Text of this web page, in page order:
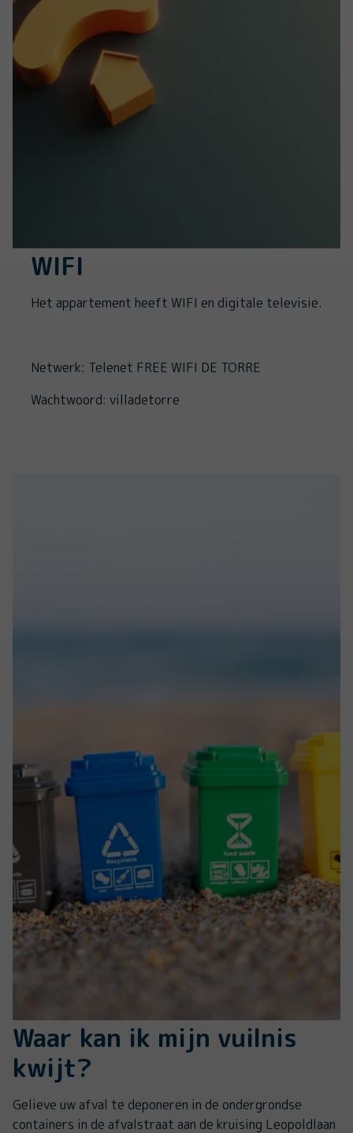
WIFI
Het appartement heeft WIFI en digitale televisie.
Netwerk: Telenet FREE WIFI DE TORRE
Wachtwoord: villadetorre
Waar kan ik mijn vuilnis
kwijt?
Gelieve uw afval te deponeren in de ondergrondse
containers in de afvalstraat aan de kruising Leopoldlaan